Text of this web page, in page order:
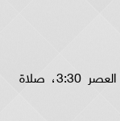
الفجر 4:10، الشروق 5:39، الظهر 11:57، العصر 3:30، صلاة